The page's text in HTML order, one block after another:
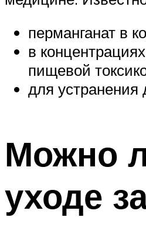
перманганат в
в
пищевой
для устранения
Можно
уходе